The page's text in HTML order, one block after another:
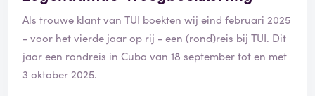
doen?! Als ik vraag om doorverbonden te worden met
de boekhouding, zoals me zondag werd voorgesteld,
wordt daar heel moeilijk over gedaan en slaat de lijn 2x
na lang wachten af. Wat moet ik hiervan denken?
Als trouwe klant van TUI boekten wij eind februari 2025
- voor het vierde jaar op rij - een (rond)reis bij TUI. Dit
jaar een rondreis in Cuba van 18 september tot en met
3 oktober 2025.